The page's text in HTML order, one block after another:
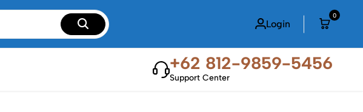
Login
0
+62 812-9859-5456
Support Center